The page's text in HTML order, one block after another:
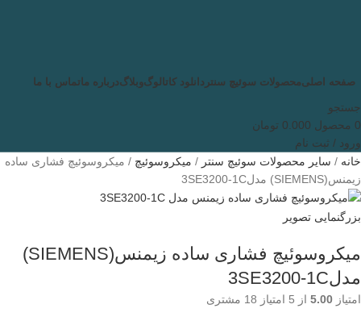
صفحه اصلیمحصولات سوئیچ سنتر دانلود کاتالوگوبلاگدرباره ما تماس با ما
جستجو
0 محصول 0.000 تومان
ورود / ثبت نام
خانه
سایر محصولات سوئیچ سنتر میکروسوئیچ
میکروسوئیچ فشاری ساده
زیمنس(SIEMENS) مدل3SE3200-1C
بزرگنمایی تصویر
میکروسوئیچ فشاری ساده زیمنس(SIEMENS)
مدل3SE3200-1C
امتیاز 5.00 از 5 امتیاز 18 مشتری